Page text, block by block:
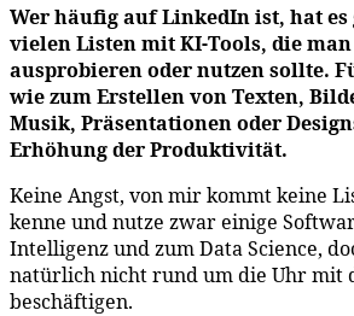
Wer häufig auf LinkedIn ist, hat es
vielen Listen mit KI-Tools, die
ausprobieren oder nutzen sollte.
wie zum Erstellen von Texten,
Musik, Präsentationen oder
Erhöhung der Produktivität.
Keine Angst, von mir kommt keine
kenne und nutze zwar einige
Intelligenz und zum Data Science,
natürlich nicht rund um die Uhr mit
beschäftigen.